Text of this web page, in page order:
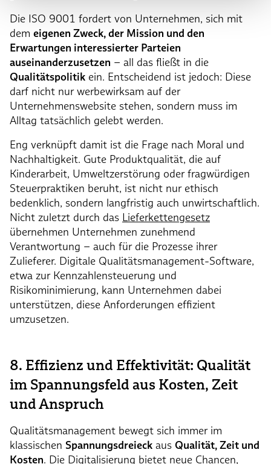
Die ISO 9001 fordert von Unternehmen, sich mit
dem eigenen Zweck, der Mission und den
Erwartungen interessierter Parteien
auseinanderzusetzen – all das fließt in die
Qualitätspolitik ein. Entscheidend ist jedoch: Diese
darf nicht nur werbewirksam auf der
Unternehmenswebsite stehen, sondern muss im
Alltag tatsächlich gelebt werden.
Eng verknüpft damit ist die Frage nach Moral und
Nachhaltigkeit. Gute Produktqualität, die auf
Kinderarbeit, Umweltzerstörung oder fragwürdigen
Steuerpraktiken beruht, ist nicht nur ethisch
bedenklich, sondern langfristig auch unwirtschaftlich.
Nicht zuletzt durch das Lieferkettengesetz
übernehmen Unternehmen zunehmend
Verantwortung – auch für die Prozesse ihrer
Zulieferer. Digitale Qualitätsmanagement-Software,
etwa zur Kennzahlensteuerung und
Risikominimierung, kann Unternehmen dabei
unterstützen, diese Anforderungen effizient
umzusetzen.
8. Effizienz und Effektivität: Qualität
im Spannungsfeld aus Kosten, Zeit
und Anspruch
Qualitätsmanagement bewegt sich immer im
klassischen Spannungsdreieck aus Qualität, Zeit und
Kosten. Die Digitalisierung bietet neue Chancen,